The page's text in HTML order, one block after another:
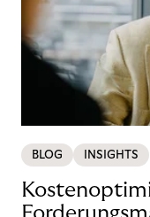
BLOG INSIGHTS